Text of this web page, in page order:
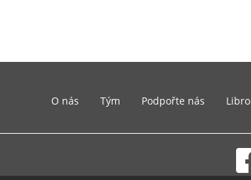
O nás Tým Podpořte nás Libro